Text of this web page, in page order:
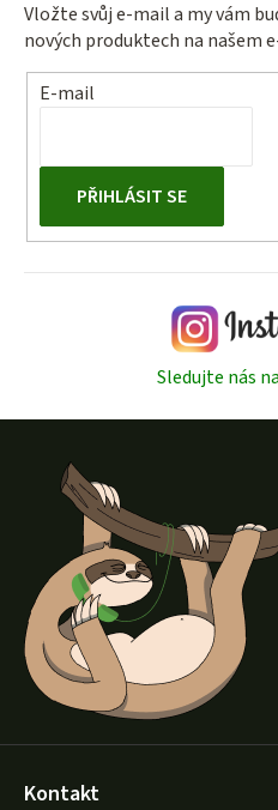
Vložte svůj e-mail a my vám
nových produktech na našem
E-mail
PŘIHLÁSIT SE
Sledujte nás
Kontakt